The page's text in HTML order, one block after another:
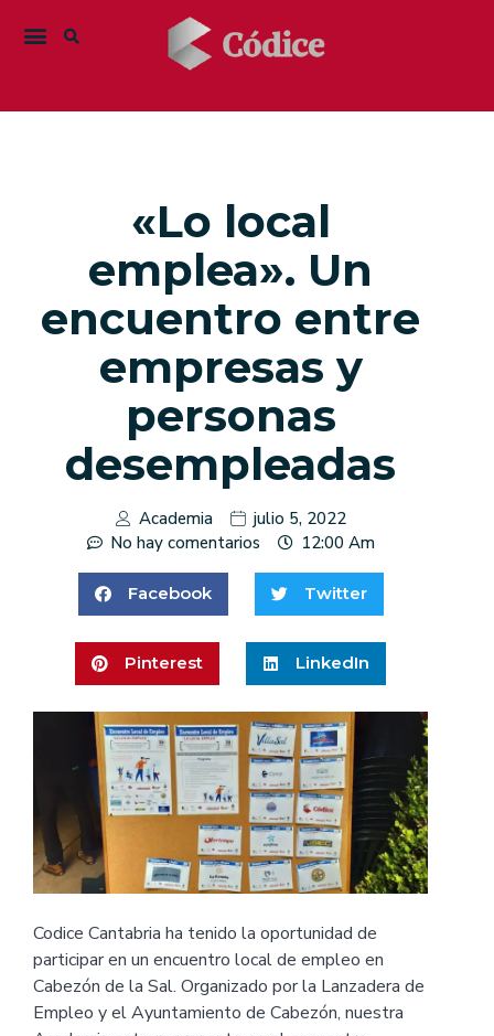
«Lo local
emplea». Un
encuentro entre
empresas y
personas
desempleadas
Academia
julio 5, 2022
No hay comentarios
12:00 Am
Facebook Twitter
Pinterest LinkedIn
Codice Cantabria ha tenido la oportunidad de
participar en un encuentro local de empleo en
Cabezón de la Sal. Organizado por la Lanzadera de
Empleo y el Ayuntamiento de Cabezón, nuestra